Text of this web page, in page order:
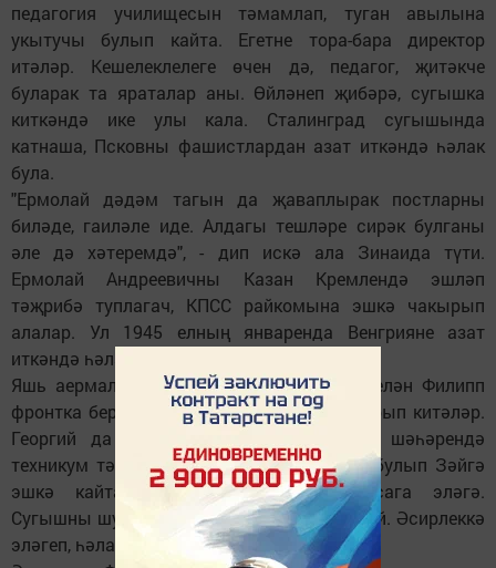
педагогия училищесын тәмамлап, туган авылына
укытучы булып кайта. Егетне тора-бара директор
итәләр. Кешелеклелеге өчен дә, педагог, җитәкче
буларак та яраталар аны. Өйләнеп җибәрә, сугышка
киткәндә ике улы кала. Сталинград сугышында
катнаша, Псковны фашистлардан азат иткәндә һәлак
була.
"Ермолай дәдәм тагын да җаваплырак постларны
биләде, гаиләле иде. Алдагы тешләре сирәк булганы
әле дә хәтеремдә", - дип искә ала Зинаида түти.
Ермолай Андреевичны Казан Кремлендә эшләп
тәҗрибә туплагач, КПСС райкомына эшкә чакырып
алалар. Ул 1945 елның январенда Венгрияне азат
иткәндә һәлак була.
Яшь аермалары ике ел булган Георгий белән Филипп
фронтка бер көнне алынып, бер атка утырып китәләр.
Георгий да укымышлылардан: Свияжск шәһәрендә
техникум тәмамлап, җир эшләре белгече булып Зәйгә
эшкә кайта. Армия хезмәтенә Одессага эләгә.
Сугышны шунда хезмәт иткәндә каршылый. Әсирлеккә
эләгеп, һәлак була.